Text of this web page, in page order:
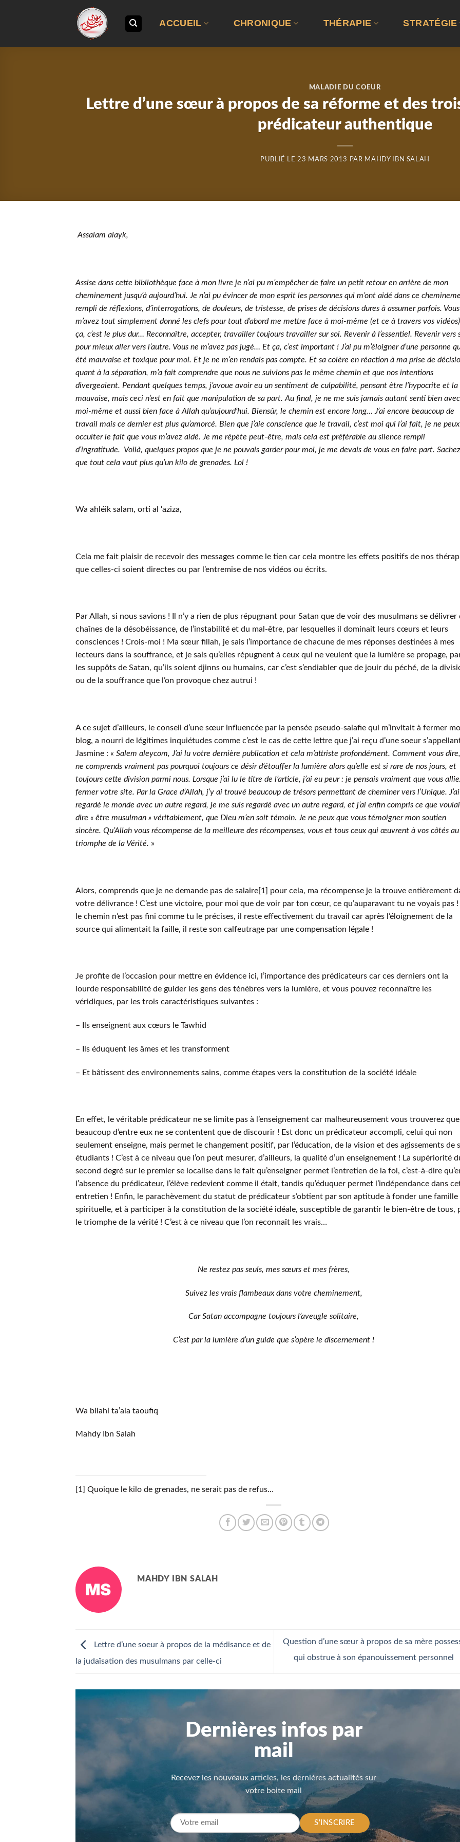
ACCUEIL CHRONIQUE THÉRAPIE STRATÉGIE
MALADIE DU COEUR
Lettre d’une sœur à propos de sa réforme et des
prédicateur authentique
PUBLIÉ LE23 MARS 2013 PAR MAHDY IBN SALAH
Assalam alayk,
Assise dans cette bibliothèque face à mon livre je n’ai pu m’empêcher de faire un petit retour en arrière de mon
cheminement jusqu’à aujourd’hui. Je n’ai pu évincer de mon esprit les personnes qui m’ont aidé dans ce
rempli de réflexions, d’interrogations, de douleurs, de tristesse, de prises de décisions dures à assumer parfois. Vous
m’avez tout simplement donné les clefs pour tout d’abord me mettre face à moi-même (et ce à travers vos
ça, c’est le plus dur… Reconnaître, accepter, travailler toujours travailler sur soi. Revenir à l’essentiel. Revenir vers
pour mieux aller vers l’autre. Vous ne m’avez pas jugé… Et ça, c’est important ! J’ai pu m’éloigner d’une personne
été mauvaise et toxique pour moi. Et je ne m’en rendais pas compte. Et sa colère en réaction à ma prise de
quant à la séparation, m’a fait comprendre que nous ne suivions pas le même chemin et que nos intentions
divergeaient. Pendant quelques temps, j’avoue avoir eu un sentiment de culpabilité, pensant être l’hypocrite et la
mauvaise, mais ceci n’est en fait que manipulation de sa part. Au final, je ne me suis jamais autant senti bien avec
moi-même et aussi bien face à Allah qu’aujourd’hui. Biensûr, le chemin est encore long… J’ai encore beaucoup de
travail mais ce dernier est plus qu’amorcé. Bien que j’aie conscience que le travail, c’est moi qui l’ai fait, je ne peux
occulter le fait que vous m’avez aidé. Je me répète peut-être, mais cela est préférable au silence rempli
d’ingratitude. Voilà, quelques propos que je ne pouvais garder pour moi, je me devais de vous en faire part. Sachez
que tout cela vaut plus qu’un kilo de grenades. Lol !
Wa ahléik salam, orti al ‘aziza,
Cela me fait plaisir de recevoir des messages comme le tien car cela montre les effets positifs de nos
que celles-ci soient directes ou par l’entremise de nos vidéos ou écrits.
Par Allah, si nous savions ! Il n’y a rien de plus répugnant pour Satan que de voir des musulmans se délivrer
chaînes de la désobéissance, de l’instabilité et du mal-être, par lesquelles il dominait leurs cœurs et leurs
consciences ! Crois-moi ! Ma sœur fillah, je sais l’importance de chacune de mes réponses destinées à mes
lecteurs dans la souffrance, et je sais qu’elles répugnent à ceux qui ne veulent que la lumière se propage,
les suppôts de Satan, qu’ils soient djinns ou humains, car c’est s’endiabler que de jouir du péché, de la
ou de la souffrance que l’on provoque chez autrui !
A ce sujet d’ailleurs, le conseil d’une sœur influencée par la pensée pseudo-salafie qui m’invitait à fermer
blog, a nourri de légitimes inquiétudes comme c’est le cas de cette lettre que j’ai reçu d’une soeur
Jasmine : « Salem aleycom, J’ai lu votre dernière publication et cela m’attriste profondément. Comment vous
ne comprends vraiment pas pourquoi toujours ce désir d’étouffer la lumière alors qu’elle est si rare de nos jours, et
toujours cette division parmi nous. Lorsque j’ai lu le titre de l’article, j’ai eu peur : je pensais vraiment que vous
fermer votre site. Par la Grace d’Allah, j’y ai trouvé beaucoup de trésors permettant de cheminer vers l’Unique. J’ai
regardé le monde avec un autre regard, je me suis regardé avec un autre regard, et j’ai enfin compris ce que
dire « être musulman » véritablement, que Dieu m’en soit témoin. Je ne peux que vous témoigner mon soutien
sincère. Qu’Allah vous récompense de la meilleure des récompenses, vous et tous ceux qui œuvrent à vos côtés au
triomphe de la Vérité. »
Alors, comprends que je ne demande pas de salaire[1] pour cela, ma récompense je la trouve entièrement
votre délivrance ! C’est une victoire, pour moi que de voir par ton cœur, ce qu’auparavant tu ne voyais pas !
le chemin n’est pas fini comme tu le précises, il reste effectivement du travail car après l’éloignement de la
source qui alimentait la faille, il reste son calfeutrage par une compensation légale !
Je profite de l’occasion pour mettre en évidence ici, l’importance des prédicateurs car ces derniers ont la
lourde responsabilité de guider les gens des ténèbres vers la lumière, et vous pouvez reconnaître les
véridiques, par les trois caractéristiques suivantes :
– Ils enseignent aux cœurs le Tawhid
– Ils éduquent les âmes et les transforment
– Et bâtissent des environnements sains, comme étapes vers la constitution de la société idéale
En effet, le véritable prédicateur ne se limite pas à l’enseignement car malheureusement vous trouverez que
beaucoup d’entre eux ne se contentent que de discourir ! Est donc un prédicateur accompli, celui qui non
seulement enseigne, mais permet le changement positif, par l’éducation, de la vision et des agissements de
étudiants ! C’est à ce niveau que l’on peut mesurer, d’ailleurs, la qualité d’un enseignement ! La supériorité
second degré sur le premier se localise dans le fait qu’enseigner permet l’entretien de la foi, c’est-à-dire
l’absence du prédicateur, l’élève redevient comme il était, tandis qu’éduquer permet l’indépendance dans
entretien ! Enfin, le parachèvement du statut de prédicateur s’obtient par son aptitude à fonder une famille
spirituelle, et à participer à la constitution de la société idéale, susceptible de garantir le bien-être de tous,
le triomphe de la vérité ! C’est à ce niveau que l’on reconnaît les vrais…
Ne restez pas seuls, mes sœurs et mes frères,
Suivez les vrais flambeaux dans votre cheminement,
Car Satan accompagne toujours l’aveugle solitaire,
C’est par la lumière d’un guide que s’opère le discernement !
Wa bilahi ta’ala taoufiq
Mahdy Ibn Salah
[1] Quoique le kilo de grenades, ne serait pas de refus…
MAHDY IBN SALAH
Lettre d’une soeur à propos de la médisance et de
la judaïsation des musulmans par celle-ci
Question d’une sœur à propos de sa mère
qui obstrue à son épanouissement personnel
Dernières infos par
mail
Recevez les nouveaux articles, les dernières actualités sur
votre boite mail
S'INSCRIRE